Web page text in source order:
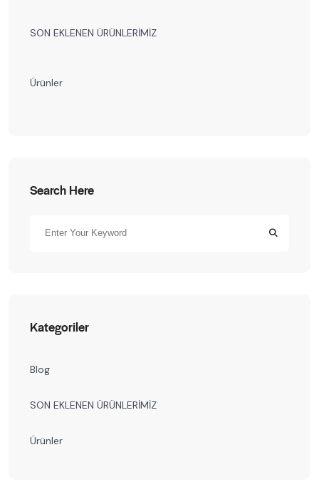
SON EKLENEN ÜRÜNLERİMİZ
Ürünler
Search Here
Kategoriler
Blog
SON EKLENEN ÜRÜNLERİMİZ
Ürünler